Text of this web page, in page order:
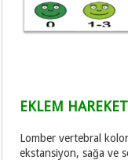
EKLEM
Lomber vertebral
ekstansiyon, sağa ve